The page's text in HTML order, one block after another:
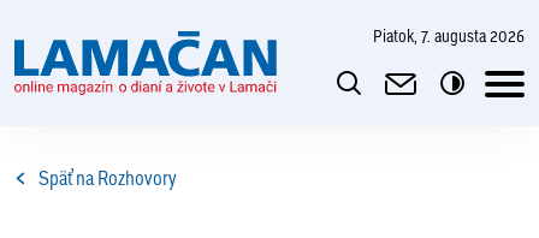
piatok, 7. augusta 2026
Späť na Rozhovory